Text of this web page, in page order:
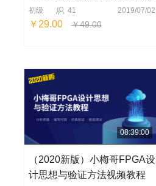
（八）
初级 41 2019/07/02
￥29.00 ￥49.00
08:39:00
（2020新版）小梅哥FPGA设
计思想与验证方法视频教程